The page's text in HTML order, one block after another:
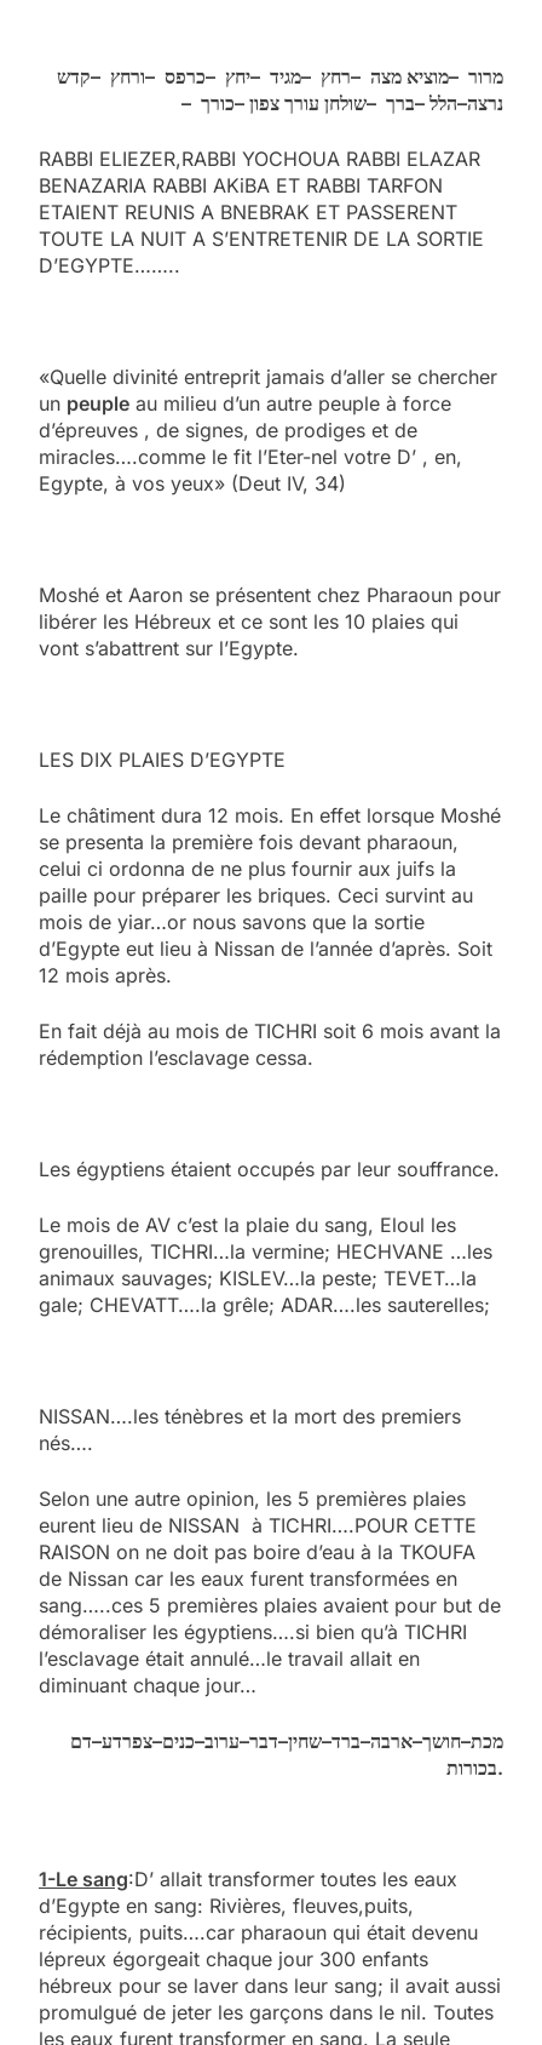
קדש– ורחץ– כרפס– יחץ– מגיד– רחץ– מוציא מצה– מרור
– כורך– שולחן עורך צפון– ברך– הלל–נרצה
RABBI ELIEZER,RABBI YOCHOUA RABBI ELAZAR
BENAZARIA RABBI AKiBA ET RABBI TARFON
ETAIENT REUNIS A BNEBRAK ET PASSERENT
TOUTE LA NUIT A S’ENTRETENIR DE LA SORTIE
D’EGYPTE……..
«Quelle divinité entreprit jamais d’aller se chercher
un peuple au milieu d’un autre peuple à force
d’épreuves , de signes, de prodiges et de
miracles….comme le fit l’Eter-nel votre D’ , en,
Egypte, à vos yeux» (Deut IV, 34)
Moshé et Aaron se présentent chez Pharaoun pour
libérer les Hébreux et ce sont les 10 plaies qui
vont s’abattrent sur l’Egypte.
LES DIX PLAIES D’EGYPTE
Le châtiment dura 12 mois. En effet lorsque Moshé
se presenta la première fois devant pharaoun,
celui ci ordonna de ne plus fournir aux juifs la
paille pour préparer les briques. Ceci survint au
mois de yiar…or nous savons que la sortie
d’Egypte eut lieu à Nissan de l’année d’après. Soit
12 mois après.
En fait déjà au mois de TICHRI soit 6 mois avant la
rédemption l’esclavage cessa.
Les égyptiens étaient occupés par leur souffrance.
Le mois de AV c’est la plaie du sang, Eloul les
grenouilles, TICHRI…la vermine; HECHVANE …les
animaux sauvages; KISLEV…la peste; TEVET…la
gale; CHEVATT….la grêle; ADAR….les sauterelles;
NISSAN….les ténèbres et la mort des premiers
nés….
Selon une autre opinion, les 5 premières plaies
eurent lieu de NISSAN à TICHRI….POUR CETTE
RAISON on ne doit pas boire d’eau à la TKOUFA
de Nissan car les eaux furent transformées en
sang…..ces 5 premières plaies avaient pour but de
démoraliser les égyptiens….si bien qu’à TICHRI
l’esclavage était annulé…le travail allait en
diminuant chaque jour…
דם–צפרדע–כנים–ערוב–דבר–שחין–ברד–ארבה–חושך–מכת
בכורות.
1-Le sang:D’ allait transformer toutes les eaux
d’Egypte en sang: Rivières, fleuves,puits,
récipients, puits….car pharaoun qui était devenu
lépreux égorgeait chaque jour 300 enfants
hébreux pour se laver dans leur sang; il avait aussi
promulgué de jeter les garçons dans le nil. Toutes
les eaux furent transformer en sang. La seule